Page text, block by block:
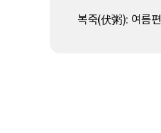
복죽(伏粥): 여름편